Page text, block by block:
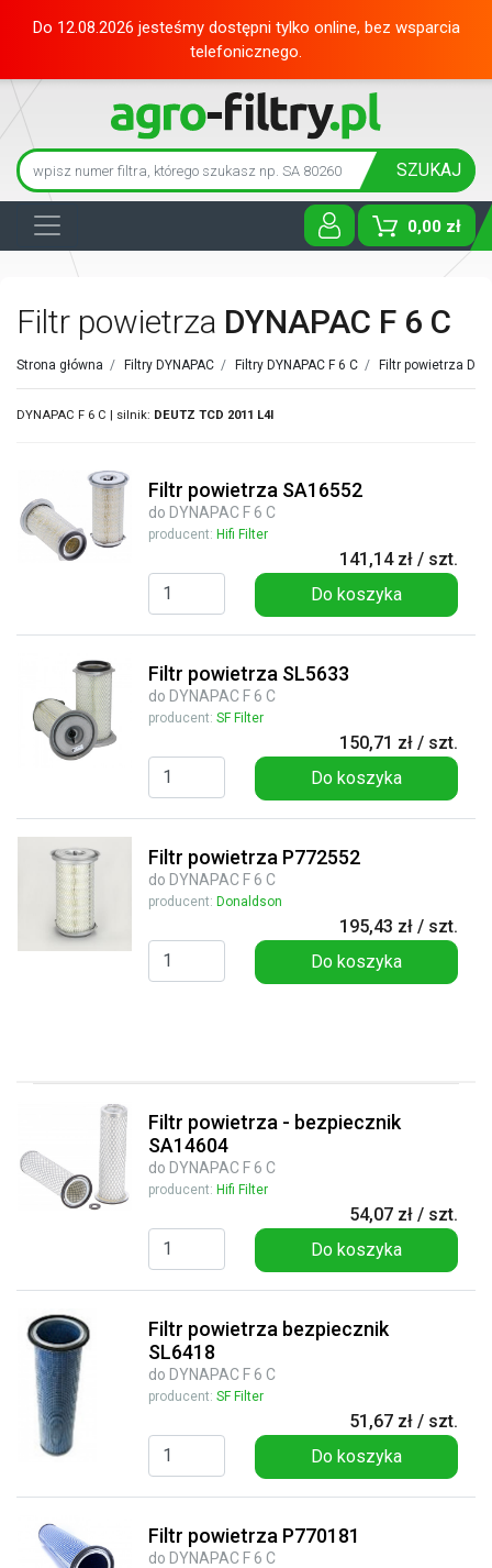
Do 12.08.2026 jesteśmy dostępni tylko online, bez wsparcia
telefonicznego.
SZUKAJ
0,00 zł
Toggle
Filtr powietrza DYNAPAC F 6 C
Strona główna / Filtry DYNAPAC / Filtry DYNAPAC F 6 C / Filtr powietrza
DYNAPAC F 6 C | silnik: DEUTZ TCD 2011 L4I
Filtr powietrza SA16552
do DYNAPAC F 6 C
producent: Hifi Filter
141,14 zł / szt.
Do koszyka
Filtr powietrza SL5633
do DYNAPAC F 6 C
producent: SF Filter
150,71 zł / szt.
Do koszyka
Filtr powietrza P772552
do DYNAPAC F 6 C
producent: Donaldson
195,43 zł / szt.
Do koszyka
Filtr powietrza - bezpiecznik
SA14604
do DYNAPAC F 6 C
producent: Hifi Filter
54,07 zł / szt.
Do koszyka
Filtr powietrza bezpiecznik
SL6418
do DYNAPAC F 6 C
producent: SF Filter
51,67 zł / szt.
Do koszyka
Filtr powietrza P770181
do DYNAPAC F 6 C